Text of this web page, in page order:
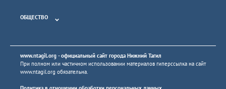
ОБЩЕСТВО
www.ntagil.org - официальный сайт города Нижний Тагил
При полном или частичном использовании материалов гиперссылка на сайт
www.ntagil.org обязательна.